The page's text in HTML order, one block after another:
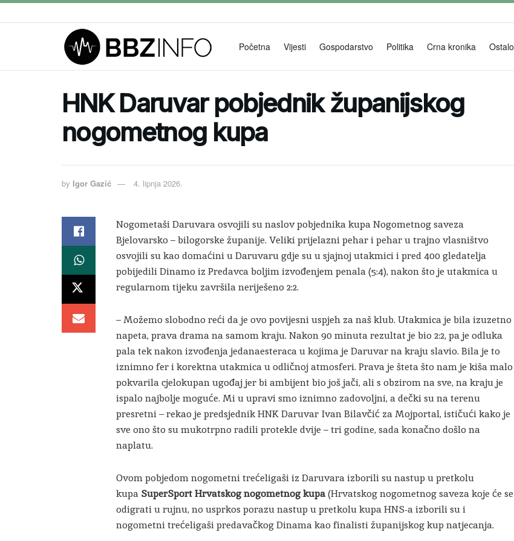
Početna Vijesti Gospodarstvo Politika Crna kronika Ostalo
HNK Daruvar pobjednik županijskog
nogometnog kupa
by Igor Gazić 4. lipnja 2026.
Nogometaši Daruvara osvojili su naslov pobjednika kupa Nogometnog saveza
Bjelovarsko – bilogorske županije. Veliki prijelazni pehar i pehar u trajno vlasništvo
osvojili su kao domaćini u Daruvaru gdje su u sjajnoj utakmici i pred 400 gledatelja
pobijedili Dinamo iz Predavca boljim izvođenjem penala (5:4), nakon što je utakmica u
regularnom tijeku završila neriješeno 2:2.
– Možemo slobodno reći da je ovo povijesni uspjeh za naš klub. Utakmica je bila izuzetno
napeta, prava drama na samom kraju. Nakon 90 minuta rezultat je bio 2:2, pa je odluka
pala tek nakon izvođenja jedanaesteraca u kojima je Daruvar na kraju slavio. Bila je to
iznimno fer i korektna utakmica u odličnoj atmosferi. Prava je šteta što nam je kiša malo
pokvarila cjelokupan ugođaj jer bi ambijent bio još jači, ali s obzirom na sve, na kraju je
ispalo najbolje moguće. Mi u upravi smo iznimno zadovoljni, a dečki su na terenu
presretni – rekao je predsjednik HNK Daruvar Ivan Bilavčić za Mojportal, ističući kako je
sve ono što su mukotrpno radili protekle dvije – tri godine, sada konačno došlo na
naplatu.
Ovom pobjedom nogometni trećeligaši iz Daruvara izborili su nastup u pretkolu
kupa SuperSport Hrvatskog nogometnog kupa(Hrvatskog nogometnog saveza koje će se
odigrati u rujnu, no usprkos porazu nastup u pretkolu kupa HNS-a izborili su i
nogometni trećeligaši predavačkog Dinama kao finalisti županijskog kup natjecanja.